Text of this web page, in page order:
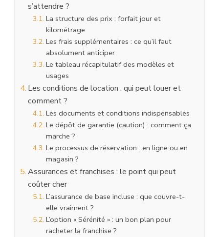
s’attendre ?
La structure des prix : forfait jour et
kilométrage
Les frais supplémentaires : ce qu’il faut
absolument anticiper
Le tableau récapitulatif des modèles et
usages
Les conditions de location : qui peut louer et
comment ?
Les documents et conditions indispensables
Le dépôt de garantie (caution) : comment ça
marche ?
Le processus de réservation : en ligne ou en
magasin ?
Assurances et franchises : le point qui peut
coûter cher
L’assurance de base incluse : que couvre-t-
elle vraiment ?
L’option « Sérénité » : un bon plan pour
racheter la franchise ?